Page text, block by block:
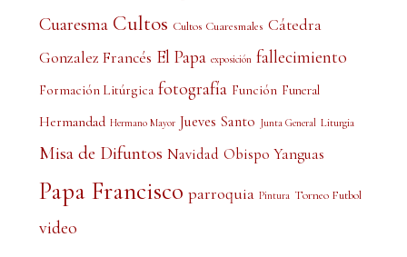
Cuaresma Cultos Cultos Cuaresmales Cátedra
Gonzalez Francés El Papa exposición fallecimiento
Formación Litúrgica fotografía Función Funeral
Hermandad Hermano Mayor Jueves Santo Junta General Liturgia
Misa de Difuntos Navidad Obispo Yanguas
Papa Francisco parroquia Pintura Torneo Futbol
video